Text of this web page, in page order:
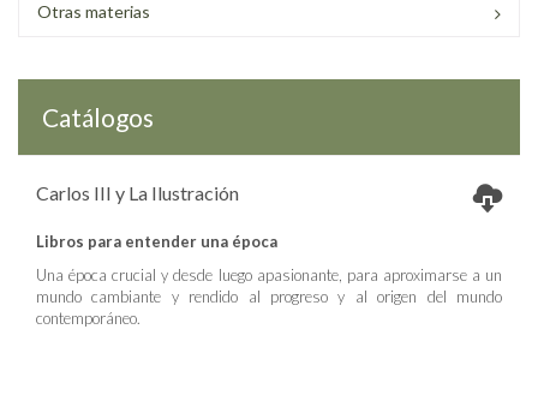
Otras materias
Catálogos
Carlos III y La Ilustración
Libros para entender una época
Una época crucial y desde luego apasionante, para aproximarse a un
mundo cambiante y rendido al progreso y al origen del mundo
contemporáneo.